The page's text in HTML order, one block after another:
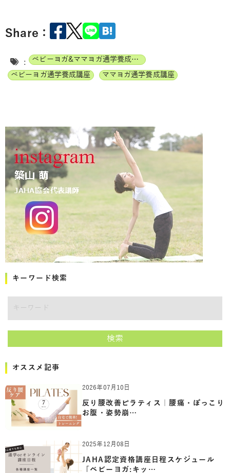
Share：
:
ベビーヨガ&ママヨガ通学養成講座
ベビーヨガ通学養成講座
ママヨガ通学養成講座
キーワード検索
検索
オススメ記事
2026年07月10日
反り腰改善ピラティス｜腰痛・ぽっこり
お腹・姿勢崩…
2025年12月08日
JAHA認定資格講座日程スケジュール
「ベビーヨガ:キッ…